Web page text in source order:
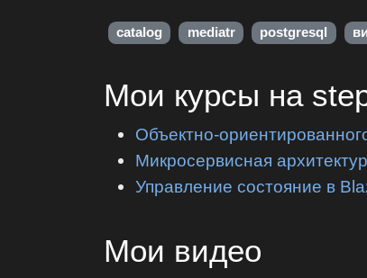
catalog mediatr postgresql
Мои курсы на
Объектно-
Микросервисная
Управление состояние в
Мои видео